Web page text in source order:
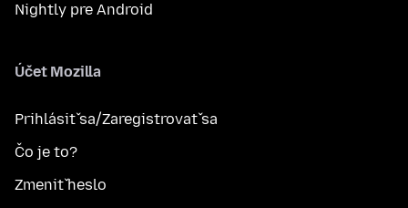
Nightly pre Android
Účet Mozilla
Prihlásiť sa/Zaregistrovať sa
Čo je to?
Zmeniť heslo